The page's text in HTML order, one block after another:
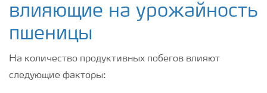
влияющие на урожайность
пшеницы
На количество продуктивных побегов влияют
следующие факторы: